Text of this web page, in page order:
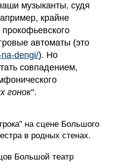
музыканты, судя
крайне
автоматы (это
dengi/). Но
совпадением,
гонок".
на сцене Большого
в родных стенах.
Большой театр